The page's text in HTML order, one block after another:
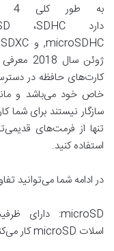
ژوئن
کارت‌های حافظه در
خاص خود می‌باشد و
سازگار نیستند برای شما
تنها از فرمت‌های
استفاده کنید.
در ادامه شما می‌توانید
اسلات microSD کار می‌کند.